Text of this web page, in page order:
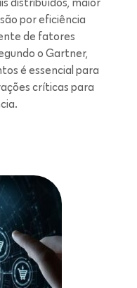
distribuídos, maior
por eficiência
de fatores
o Gartner,
é essencial para
críticas para